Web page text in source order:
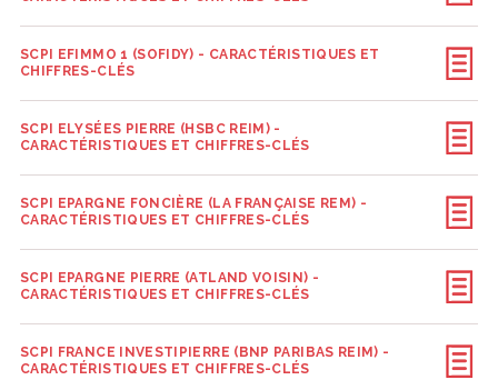
SCPI EFIMMO 1 (SOFIDY) - CARACTÉRISTIQUES ET
CHIFFRES-CLÉS
SCPI ELYSÉES PIERRE (HSBC REIM) -
CARACTÉRISTIQUES ET CHIFFRES-CLÉS
SCPI EPARGNE FONCIÈRE (LA FRANÇAISE REM) -
CARACTÉRISTIQUES ET CHIFFRES-CLÉS
SCPI EPARGNE PIERRE (ATLAND VOISIN) -
CARACTÉRISTIQUES ET CHIFFRES-CLÉS
SCPI FRANCE INVESTIPIERRE (BNP PARIBAS REIM) -
CARACTÉRISTIQUES ET CHIFFRES-CLÉS